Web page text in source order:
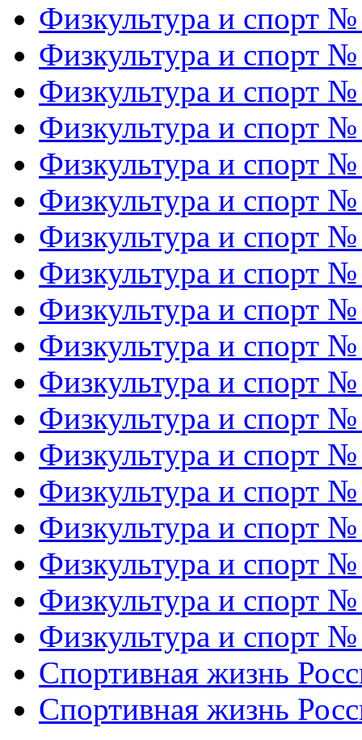
Физкультура и спорт
Физкультура и спорт
Физкультура и спорт
Физкультура и спорт
Физкультура и спорт
Физкультура и спорт
Физкультура и спорт
Физкультура и спорт
Физкультура и спорт
Физкультура и спорт
Физкультура и спорт
Физкультура и спорт
Физкультура и спорт
Физкультура и спорт
Физкультура и спорт
Физкультура и спорт
Физкультура и спорт
Физкультура и спорт
Спортивная жизнь
Спортивная жизнь